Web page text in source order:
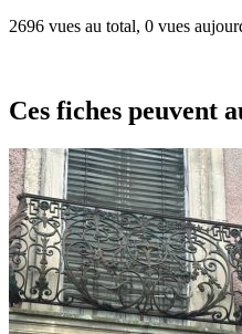
2696 vues au total, 0 vues
Ces fiches peuvent